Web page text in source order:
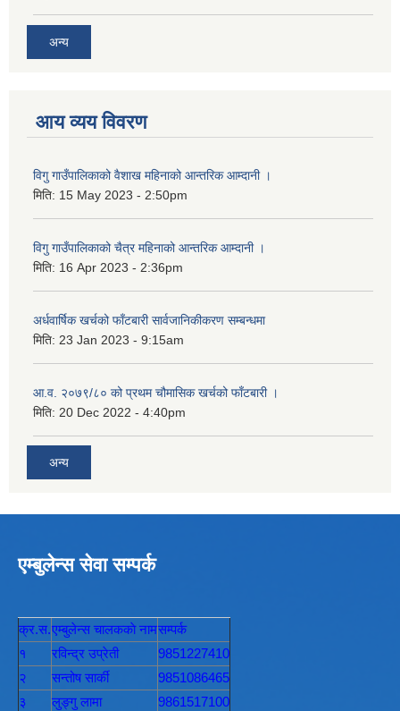
अन्य
आय व्यय विवरण
विगु गाउँपालिकाको वैशाख महिनाको आन्तरिक आम्दानी ।
मिति: 15 May 2023 - 2:50pm
विगु गाउँपालिकाको चैत्र महिनाको आन्तरिक आम्दानी ।
मिति: 16 Apr 2023 - 2:36pm
अर्धवार्षिक खर्चको फाँटबारी सार्वजानिकीकरण सम्बन्धमा
मिति: 23 Jan 2023 - 9:15am
आ.व. २०७९/८० को प्रथम चौमासिक खर्चको फाँटबारी ।
मिति: 20 Dec 2022 - 4:40pm
अन्य
एम्बुलेन्स सेवा सम्पर्क
क्र.स.एम्बुलेन्स चालककाे नामसम्पर्क
१
रविन्द्र उप्रेती
9851227410
२
सन्तोष सार्की
9851086465
३
लुङ्गु लामा 9861517100